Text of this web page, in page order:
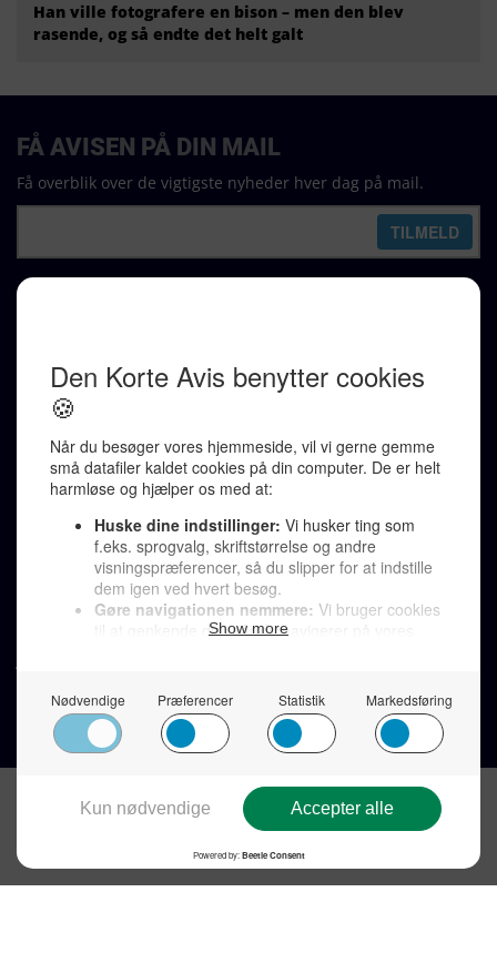
Han ville fotografere en bison – men den blev
rasende, og så endte det helt galt
Karen Jespersen
Redaktionen kontaktes via mail til
redaktion@denkorteavis.dk
Telefonsvarer 20 30 10 96
Von Ostensgade 22, 2791 Dragør
LINKS
Tidligere aviser >
Støt Den Korte Avis >
Send et læserbrev >
Privatlivspolitik >
FÅ AVISEN PÅ DIN MAIL
Få overblik over de vigtigste nyheder hver dag på mail.